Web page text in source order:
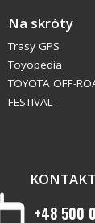
Na skróty
Trasy GPS
Toyopedia
TOYOTA OFF-
FESTIVAL
+48 500